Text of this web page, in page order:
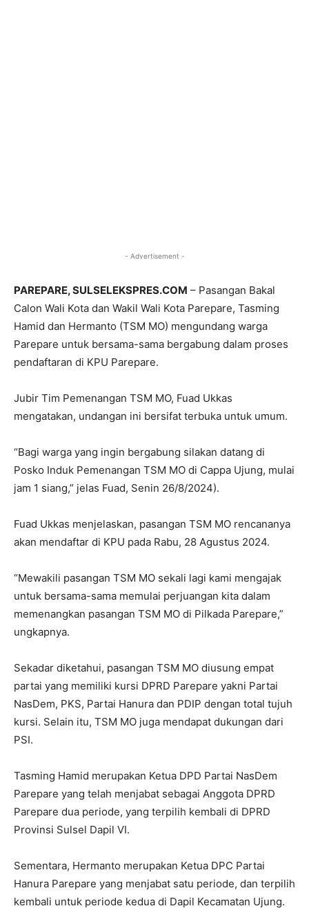
- Advertisement -
PAREPARE, SULSELEKSPRES.COM – Pasangan Bakal
Calon Wali Kota dan Wakil Wali Kota Parepare, Tasming
Hamid dan Hermanto (TSM MO) mengundang warga
Parepare untuk bersama-sama bergabung dalam proses
pendaftaran di KPU Parepare.
Jubir Tim Pemenangan TSM MO, Fuad Ukkas
mengatakan, undangan ini bersifat terbuka untuk umum.
“Bagi warga yang ingin bergabung silakan datang di
Posko Induk Pemenangan TSM MO di Cappa Ujung, mulai
jam 1 siang,” jelas Fuad, Senin 26/8/2024).
Fuad Ukkas menjelaskan, pasangan TSM MO rencananya
akan mendaftar di KPU pada Rabu, 28 Agustus 2024.
“Mewakili pasangan TSM MO sekali lagi kami mengajak
untuk bersama-sama memulai perjuangan kita dalam
memenangkan pasangan TSM MO di Pilkada Parepare,”
ungkapnya.
Sekadar diketahui, pasangan TSM MO diusung empat
partai yang memiliki kursi DPRD Parepare yakni Partai
NasDem, PKS, Partai Hanura dan PDIP dengan total tujuh
kursi. Selain itu, TSM MO juga mendapat dukungan dari
PSI.
Tasming Hamid merupakan Ketua DPD Partai NasDem
Parepare yang telah menjabat sebagai Anggota DPRD
Parepare dua periode, yang terpilih kembali di DPRD
Provinsi Sulsel Dapil VI.
Sementara, Hermanto merupakan Ketua DPC Partai
Hanura Parepare yang menjabat satu periode, dan terpilih
kembali untuk periode kedua di Dapil Kecamatan Ujung.